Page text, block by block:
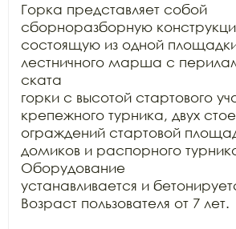
Горка представляет собой
сборноразборную
состоящую из одной
лестничного марша с
ската
горки с высотой стартового
крепежного турника, двух
ограждений стартовой
домиков и распорного
Оборудование
устанавливается и
Возраст пользователя от 7 лет.